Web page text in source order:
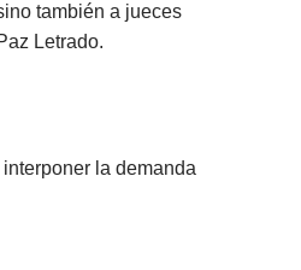
también a jueces
Letrado.
la demanda